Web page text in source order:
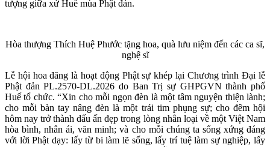
tượng giữa xứ Huế mùa Phật đản.
Hòa thượng Thích Huệ Phước tặng hoa, quà lưu niệm đến các ca sĩ,
nghệ sĩ
Lễ hội hoa đăng là hoạt động Phật sự khép lại Chương trình Đại lễ
Phật đản PL.2570-DL.2026 do Ban Trị sự GHPGVN thành phố
Huế tổ chức. “Xin cho mỗi ngọn đèn là một tâm nguyện thiện lành;
cho mỗi bàn tay nâng đèn là một trái tim phụng sự; cho đêm hội
hôm nay trở thành dấu ấn đẹp trong lòng nhân loại về một Việt Nam
hòa bình, nhân ái, văn minh; và cho mỗi chúng ta sống xứng đáng
với lời Phật dạy: lấy từ bi làm lẽ sống, lấy trí tuệ làm sự nghiệp, lấy